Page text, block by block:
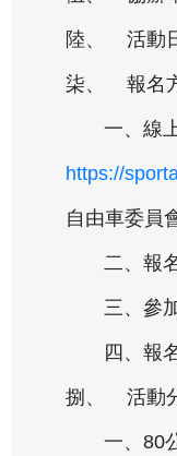
陸、 活動
柒、 報名
一、線上
https://
自由車委員
二、報名
三、參加
四、報名
捌、 活動
一、80公